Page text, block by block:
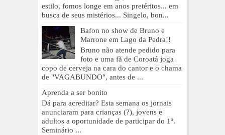
estilo, fomos longe em anos pretéritos... em
busca de seus mistérios... Singelo, bon...
Bafon no show de Bruno e
Marrone em Lago da Pedra!!
Bruno não atende pedido para
foto e uma fã de Coroatá joga
copo de cerveja na cara do cantor e o chama
de "VAGABUNDO", antes de ...
Aprenda a ser bonito
Dá para acreditar? Esta semana os jornais
anunciaram para crianças (?), jovens e
adultos a oportunidade de participar do 1º.
Seminário ...